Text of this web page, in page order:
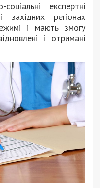
експертні
західних регіонах
і мають змогу
і отримані